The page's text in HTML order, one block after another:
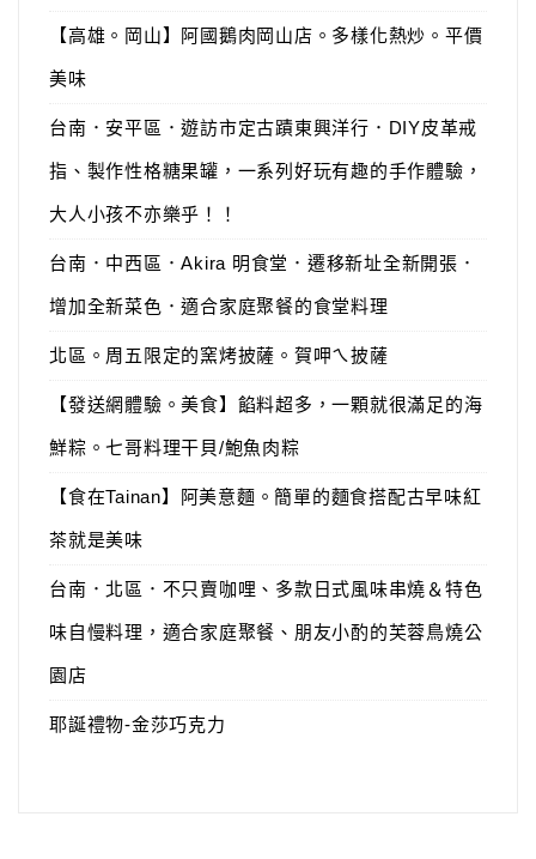
【高雄。岡山】阿國鵝肉岡山店。多樣化熱炒。平價
美味
台南．安平區．遊訪市定古蹟東興洋行．DIY皮革戒
指、製作性格糖果罐，一系列好玩有趣的手作體驗，
大人小孩不亦樂乎！！
台南．中西區．Akira 明食堂．遷移新址全新開張．
增加全新菜色．適合家庭聚餐的食堂料理
北區。周五限定的窯烤披薩。賀呷ㄟ披薩
【發送網體驗。美食】餡料超多，一顆就很滿足的海
鮮粽。七哥料理干貝/鮑魚肉粽
【食在Tainan】阿美意麵。簡單的麵食搭配古早味紅
茶就是美味
台南．北區．不只賣咖哩、多款日式風味串燒＆特色
味自慢料理，適合家庭聚餐、朋友小酌的芙蓉鳥燒公
園店
耶誕禮物-金莎巧克力